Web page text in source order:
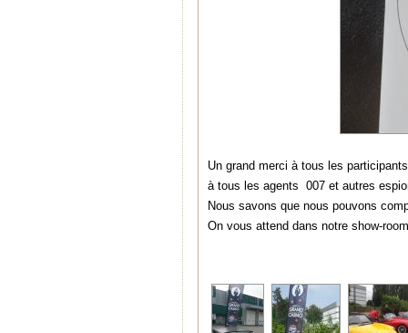
Un grand merci à tous les
à tous les agents 007 et autres
Nous savons que nous pouvons
On vous attend dans notre show-